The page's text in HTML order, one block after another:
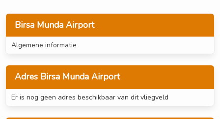
Birsa Munda Airport
Algemene informatie
Adres Birsa Munda Airport
Er is nog geen adres beschikbaar van dit vliegveld